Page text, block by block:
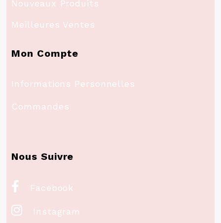
Nouveaux Produits
Meilleures Ventes
Mon Compte
Informations Personnelles
Commandes
Nous Suivre
 Facebook
 Instagram